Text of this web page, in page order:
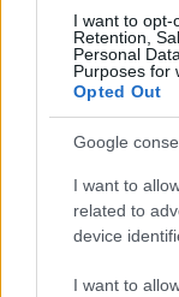
I want to opt-
Retention,
Personal
Purposes for
Opted Out
Google
I want to
related to
device
I want to
Nézd vissza a
Itt állítsd be,